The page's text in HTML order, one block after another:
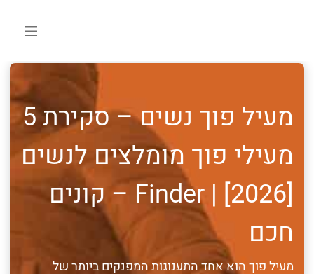
מעיל פוך נשים – סקירת 5
מעילי פוך מומלצים לנשים
[2026] | Finder – קונים
חכם
מעיל פוך הוא אחד התענוגות המפנקים ביותר של